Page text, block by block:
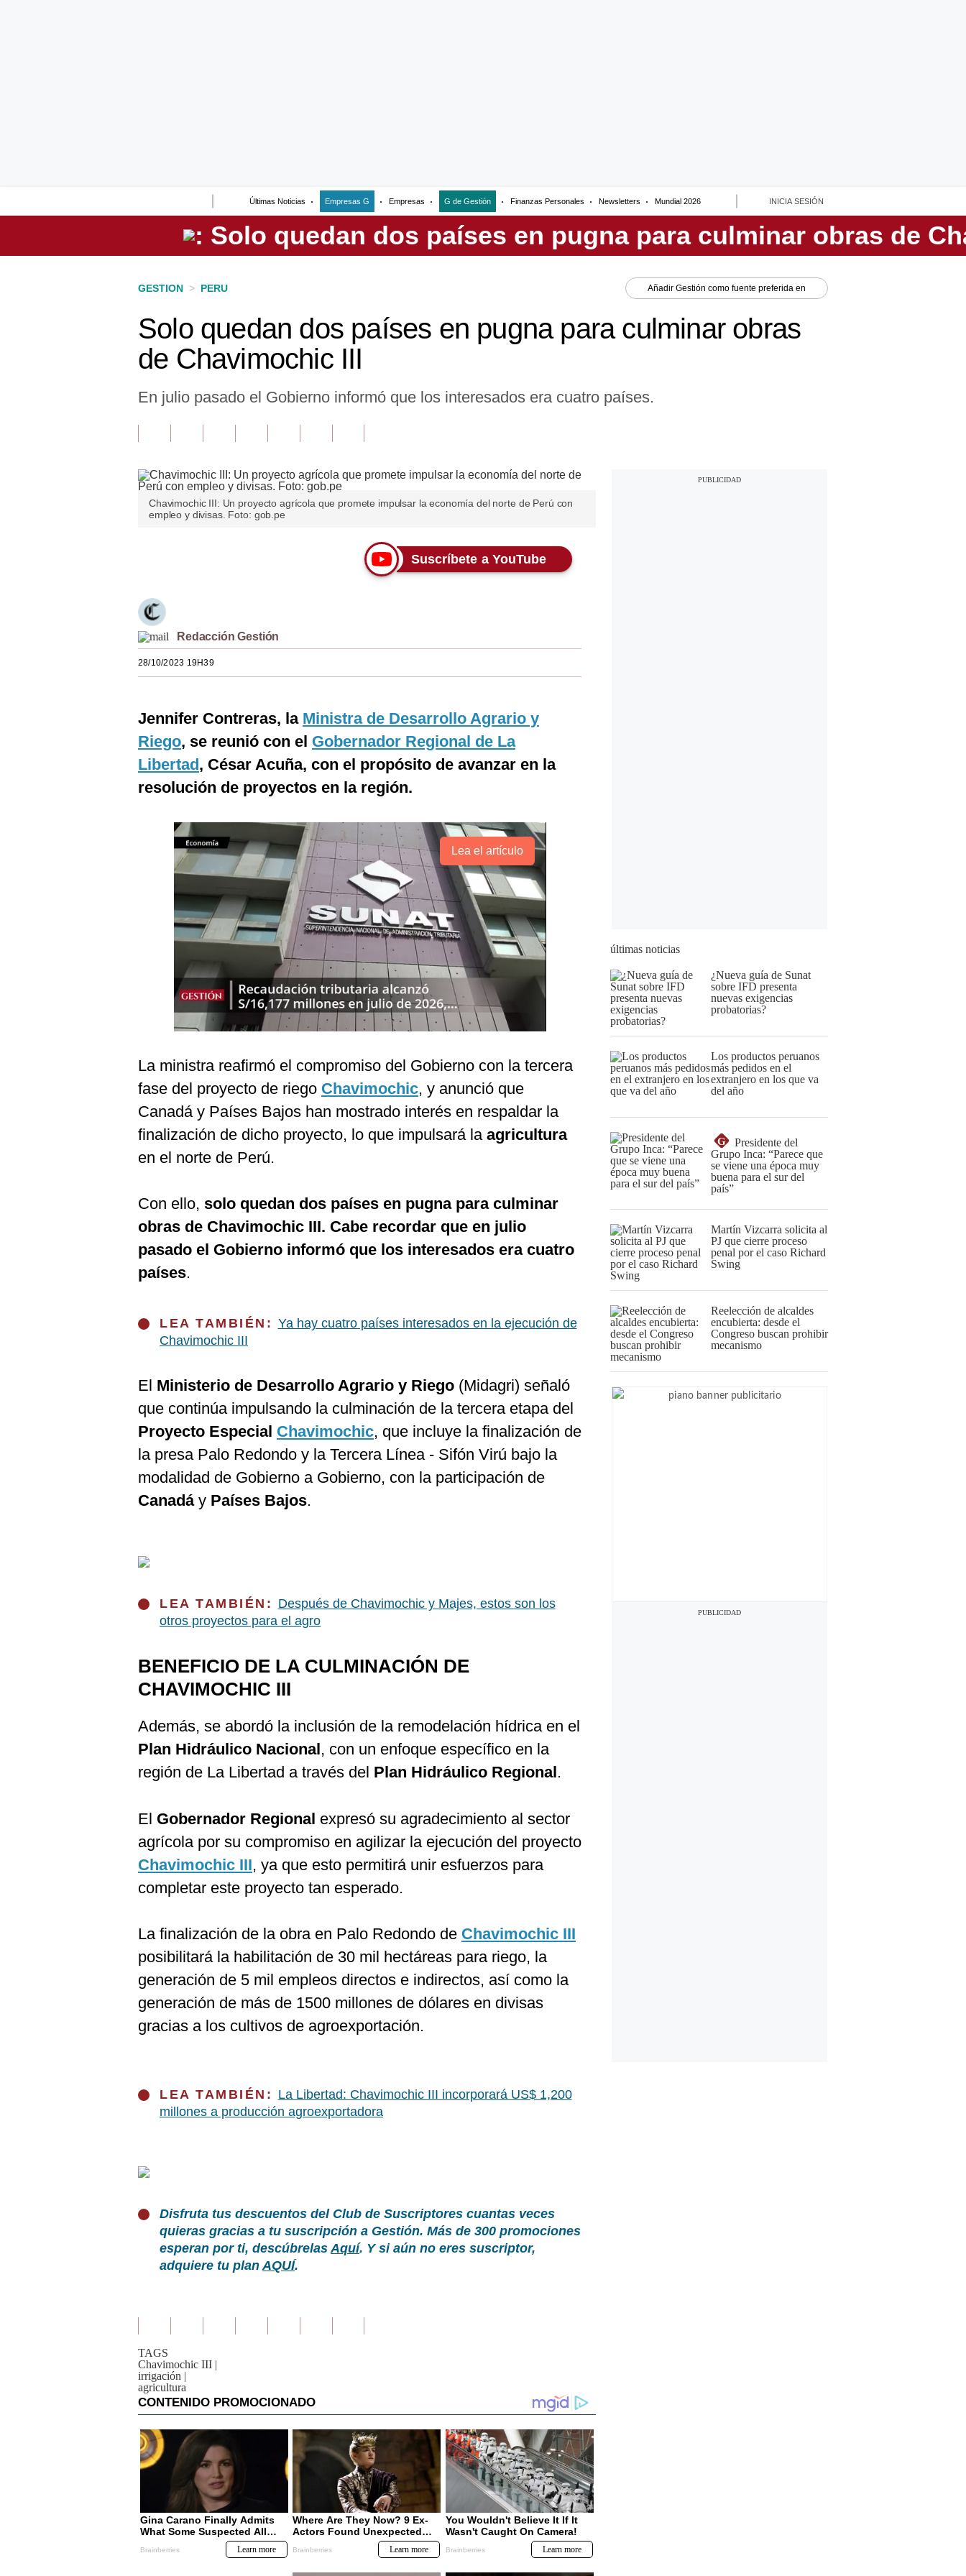
Últimas Noticias Empresas G Empresas G de Gestión Finanzas Personales Newsletters Mundial 2026 INICIA SESIÓN
Perú
GESTION > PERU Añadir Gestión como fuente preferida en
Solo quedan dos países en pugna para culminar obras
de Chavimochic III
En julio pasado el Gobierno informó que los interesados era cuatro países.
Chavimochic III: Un proyecto agrícola que promete impulsar la economía del norte de Perú con
empleo y divisas. Foto: gob.pe
Suscríbete a YouTube
Redacción Gestión
28/10/2023 19H39
Jennifer Contreras, la Ministra de Desarrollo Agrario y
Riego, se reunió con el Gobernador Regional de La
Libertad, César Acuña, con el propósito de avanzar en la
resolución de proyectos en la región.
Lea el artículo
La ministra reafirmó el compromiso del Gobierno con la tercera
fase del proyecto de riego Chavimochic, y anunció que
Canadá y Países Bajos han mostrado interés en respaldar la
finalización de dicho proyecto, lo que impulsará la agricultura
en el norte de Perú.
Con ello, solo quedan dos países en pugna para culminar
obras de Chavimochic III. Cabe recordar que en julio
pasado el Gobierno informó que los interesados era cuatro
países.
LEA TAMBIÉN: Ya hay cuatro países interesados en la ejecución de
Chavimochic III
El Ministerio de Desarrollo Agrario y Riego (Midagri) señaló
que continúa impulsando la culminación de la tercera etapa del
Proyecto Especial Chavimochic, que incluye la finalización de
la presa Palo Redondo y la Tercera Línea - Sifón Virú bajo la
modalidad de Gobierno a Gobierno, con la participación de
Canadá y Países Bajos.
LEA TAMBIÉN: Después de Chavimochic y Majes, estos son los
otros proyectos para el agro
BENEFICIO DE LA CULMINACIÓN DE
CHAVIMOCHIC III
Además, se abordó la inclusión de la remodelación hídrica en el
Plan Hidráulico Nacional, con un enfoque específico en la
región de La Libertad a través del Plan Hidráulico Regional.
El Gobernador Regional expresó su agradecimiento al sector
agrícola por su compromiso en agilizar la ejecución del proyecto
Chavimochic III, ya que esto permitirá unir esfuerzos para
completar este proyecto tan esperado.
La finalización de la obra en Palo Redondo de Chavimochic III
posibilitará la habilitación de 30 mil hectáreas para riego, la
generación de 5 mil empleos directos e indirectos, así como la
generación de más de 1500 millones de dólares en divisas
gracias a los cultivos de agroexportación.
LEA TAMBIÉN: La Libertad: Chavimochic III incorporará US$ 1,200
millones a producción agroexportadora
Disfruta tus descuentos del Club de Suscriptores cuantas veces
quieras gracias a tu suscripción a Gestión. Más de 300 promociones
esperan por ti, descúbrelasAquí. Y si aún no eres suscriptor,
adquiere tu planAQUÍ.
TAGS
Chavimochic III |
irrigación |
agricultura
últimas noticias
¿Nueva guía de Sunat
sobre IFD presenta
nuevas exigencias
probatorias?
Los productos peruanos
más pedidos en el
extranjero en los que va
del año
G
Presidente del
Grupo Inca: “Parece que
se viene una época muy
buena para el sur del
país”
Martín Vizcarra solicita al
PJ que cierre proceso
penal por el caso Richard
Swing
Reelección de alcaldes
encubierta: desde el
Congreso buscan prohibir
mecanismo